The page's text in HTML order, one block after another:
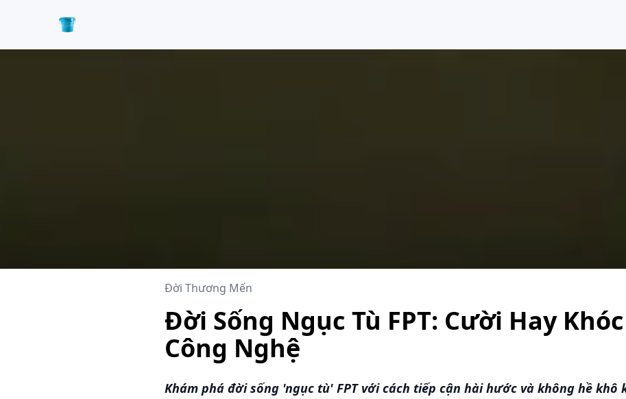
Đời Thương Mến
Đời Sống Ngục Tù FPT: Cười Hay
Công Nghệ
Khám phá đời sống 'ngục tù' FPT với cách tiếp cận hài hước và không hề khô